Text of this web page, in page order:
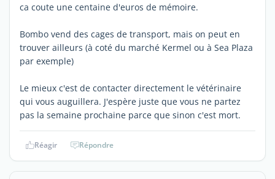
ca coute une centaine d'euros de mémoire.
Bombo vend des cages de transport, mais on peut en
trouver ailleurs (à coté du marché Kermel ou à Sea Plaza
par exemple)
Le mieux c'est de contacter directement le vétérinaire
qui vous auguillera. J'espère juste que vous ne partez
pas la semaine prochaine parce que sinon c'est mort.
Réagir Répondre